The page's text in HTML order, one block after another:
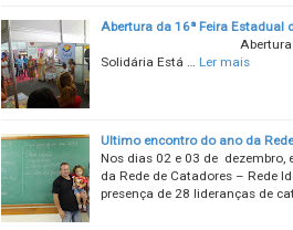
Abertura da 16ª Feira Estadual
Abertura da 16ª
Solidária Está …
Ler mais
Ultimo encontro do ano da
Nos dias 02 e 03 de dezembro,
da Rede de Catadores – Rede
presença de 28 lideranças de